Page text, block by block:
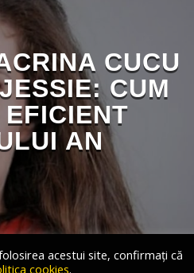
CUCU
CUM
AN
acestui site, confirmați că
cookies.